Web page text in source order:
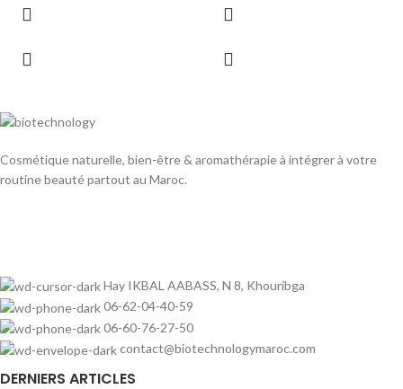
Cosmétique naturelle, bien-être & aromathérapie à intégrer à votre
routine beauté partout au Maroc.
Hay IKBAL AABASS, N 8, Khouribga
06-62-04-40-59
06-60-76-27-50
contact@biotechnologymaroc.com
DERNIERS ARTICLES